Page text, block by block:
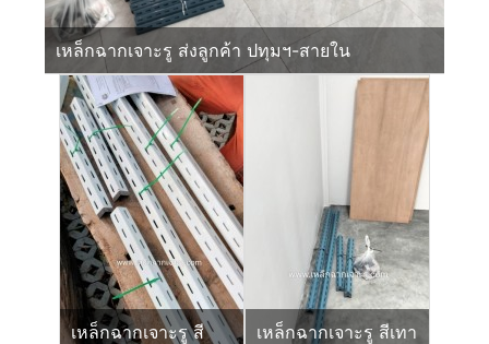
เหล็กฉากเจาะรู ส่งลูกค้า ปทุมฯ-สายใน
เหล็กฉากเจาะรู สี
เหล็กฉากเจาะรู สีเทา